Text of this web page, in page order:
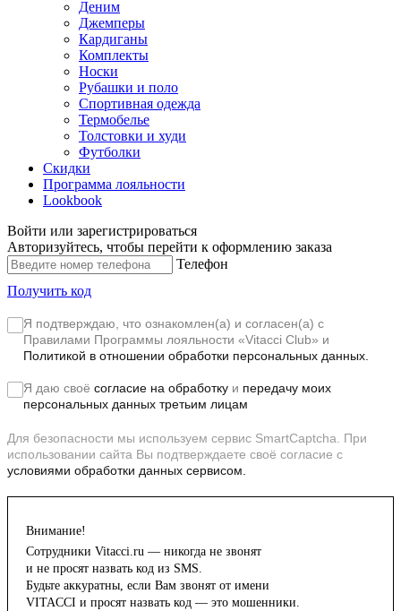
Деним
Джемперы
Кардиганы
Комплекты
Носки
Рубашки и поло
Спортивная одежда
Термобелье
Толстовки и худи
Футболки
Скидки
Программа лояльности
Lookbook
Войти или зарегистрироваться
Авторизуйтесь, чтобы перейти к оформлению заказа
Телефон
Получить код
Я подтверждаю, что ознакомлен(а) и согласен(а) с
Правилами Программы лояльности «Vitacci Club» и
Политикой в отношении обработки персональных данных.
Я даю своё согласие на обработку и передачу моих
персональных данных третьим лицам
Для безопасности мы используем сервис SmartCaptcha. При
использовании сайта Вы подтверждаете своё согласие с
условиями обработки данных сервисом.
Внимание!
Сотрудники Vitacci.ru — никогда не звонят
и не просят назвать код из SMS.
Будьте аккуратны, если Вам звонят от имени
VITACCI и просят назвать код — это мошенники.